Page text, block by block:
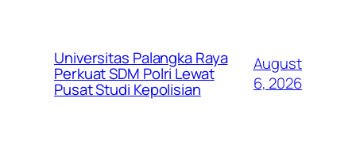
Universitas Palangka Raya
Perkuat SDM Polri Lewat
Pusat Studi Kepolisian
August
6, 2026